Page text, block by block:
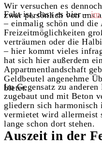
Wir versuchen es
zwar persönlich von uns
Fakt ist, dass es hier –im
– einmalig schön und die
Freizeitmöglichkeiten
verträumen oder die
– hier kommt vieles
hat sich hier außerdem
Appartmentlandschaft
Geldbeutel angenehme
bietet.
Im Gegensatz zu
zugebaut und mit Beton
gliedern sich
vermietet wird allermeist
lange schon dort stehen.
Auszeit in der